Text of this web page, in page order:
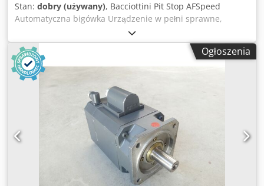
Stan: dobry (używany), Bacciottini Pit Stop AFSpeed
Automatyczna bigówka Urządzenie w pełni sprawne,
gotowe do pracy. To najwydajniejszy system bigowania i
perforacji na rynku, z solidną konstrukcją. Dkedpfx Aaszmu
E Sotjr Wyprodukowany we Włoszech. Bezustanne
podawanie próżniowe z możliwością dokładania materiału
w trakcie pracy. Dwa niezależne kompresory (zasysanie i
nadmuch). W zestawie narzędzia do bigowania i perforacji.
Dane techniczne: Maksymalny format arkusza: 500 x 700
mm Minimalny format arkusza: 100 x 150 mm Maksymalna
prędkość (dla formatu A4): 8000 arkuszy/h Gramatura
materiału: 80-600 g/m² Maksymalna liczba bigów na
arkuszu: 100 Minimalny odstęp: 0,1 mm Dokładność
ustawienia: 0,1 mm Zasilanie: 400 V Pobór mocy: 3,5 kW
Waga: 200 kg Wymiary: 1600 x 800 x 1200 mm
Ogłoszenia